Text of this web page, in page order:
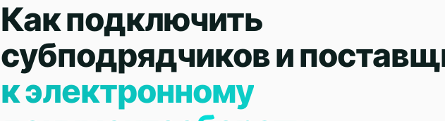
Как подключить
субподрядчиков и
к электронному